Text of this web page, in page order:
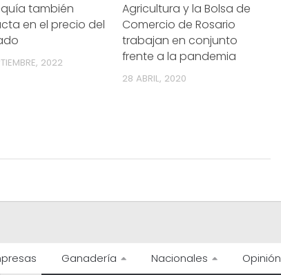
también
en el precio del
2022
Agricultura y la Bolsa de
Comercio de Rosario
trabajan en conjunto
frente a la pandemia
28 ABRIL, 2020
Ganadería Nacionales Opinión